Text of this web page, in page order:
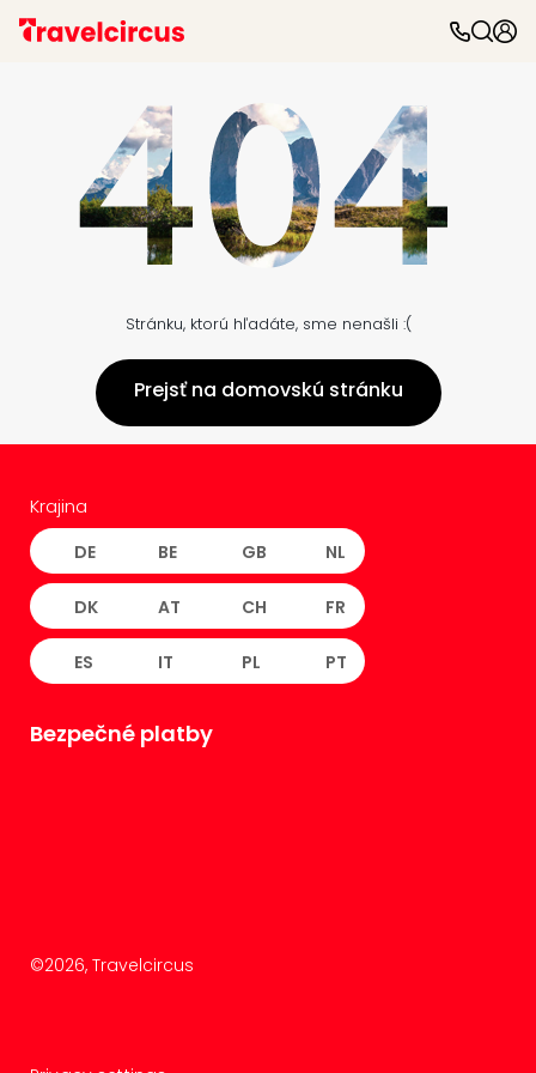
Stránku, ktorú hľadáte, sme nenašli :(
Prejsť na domovskú stránku
Krajina
DE BE GB NL
DK AT CH FR
ES IT PL PT
Bezpečné platby
©2026, Travelcircus